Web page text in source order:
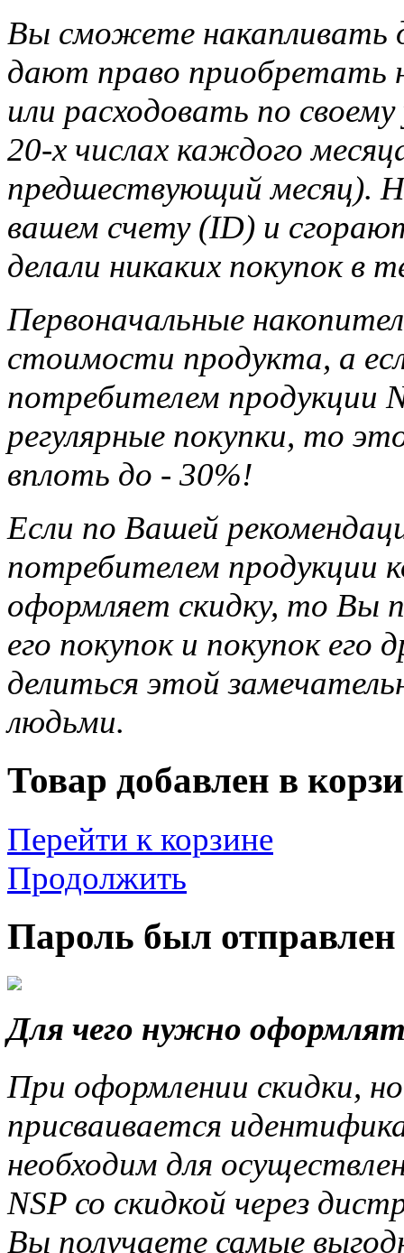
Вы сможете накапливать
дают право приобретать
или расходовать по
20-х числах каждого
предшествующий месяц).
вашем счету (ID) и
делали никаких покупок в
Первоначальные
стоимости продукта, а
потребителем продукции
регулярные покупки, то
вплоть до - 30%!
Если по Вашей
потребителем продукции
оформляет скидку, то Вы
его покупок и покупок
делиться этой
людьми.
Товар добавлен в
Перейти к корзине
Продолжить
Пароль был
Для чего нужно
При оформлении скидки,
присваивается
необходим для
NSP со скидкой через
Вы получаете самые